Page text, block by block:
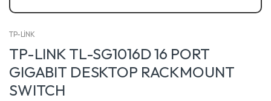
TP-LİNK
TP-LINK TL-SG1016D 16 PORT
GIGABIT DESKTOP RACKMOUNT
SWITCH